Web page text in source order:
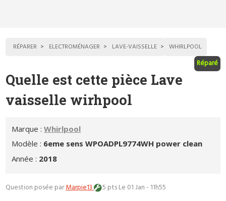
RÉPARER ELECTROMÉNAGER LAVE-VAISSELLE WHIRLPOOL
Réparé
Quelle est cette pièce Lave
vaisselle wirhpool
Marque :Whirlpool
Modèle : 6eme sens WPOADPL9774WH power clean
Année : 2018
Question posée parMarpie13 5 ptsLe 01 Jan - 11h55